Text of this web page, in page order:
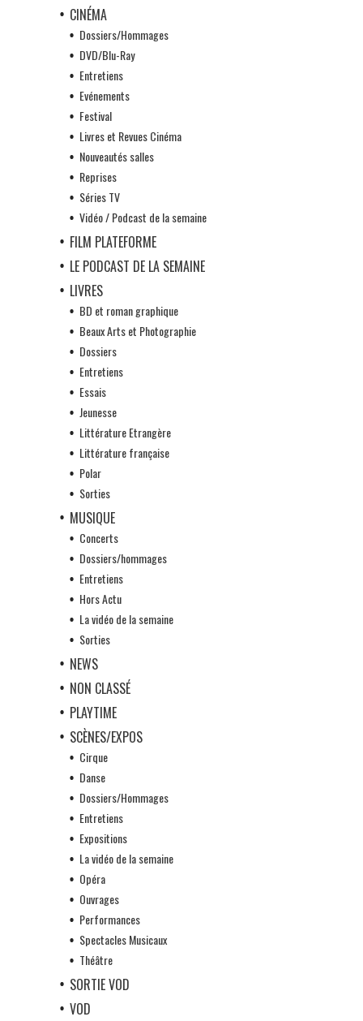
CINÉMA
Dossiers/Hommages
DVD/Blu-Ray
Entretiens
Evénements
Festival
Livres et Revues Cinéma
Nouveautés salles
Reprises
Séries TV
Vidéo / Podcast de la semaine
FILM PLATEFORME
LE PODCAST DE LA SEMAINE
LIVRES
BD et roman graphique
Beaux Arts et Photographie
Dossiers
Entretiens
Essais
Jeunesse
Littérature Etrangère
Littérature française
Polar
Sorties
MUSIQUE
Concerts
Dossiers/hommages
Entretiens
Hors Actu
La vidéo de la semaine
Sorties
NEWS
NON CLASSÉ
PLAYTIME
SCÈNES/EXPOS
Cirque
Danse
Dossiers/Hommages
Entretiens
Expositions
La vidéo de la semaine
Opéra
Ouvrages
Performances
Spectacles Musicaux
Théâtre
SORTIE VOD
VOD